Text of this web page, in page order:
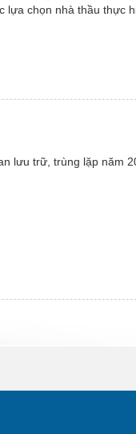
chọn nhà thầu thực
lưu trữ, trùng lặp năm